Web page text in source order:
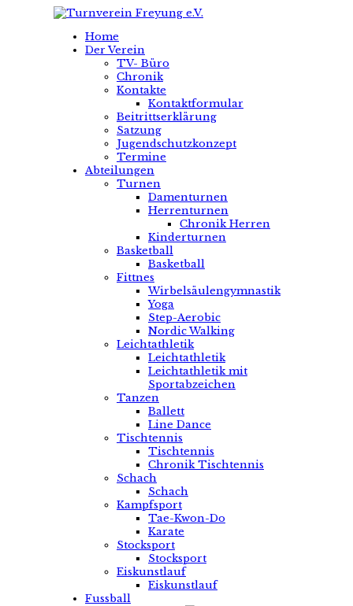
Home
Der Verein
TV- Büro
Chronik
Kontakte
Kontaktformular
Beitrittserklärung
Satzung
Jugendschutzkonzept
Termine
Abteilungen
Turnen
Damenturnen
Herrenturnen
Chronik Herren
Kinderturnen
Basketball
Basketball
Fittnes
Wirbelsäulengymnastik
Yoga
Step-Aerobic
Nordic Walking
Leichtathletik
Leichtathletik
Leichtathletik mit
Sportabzeichen
Tanzen
Ballett
Line Dance
Tischtennis
Tischtennis
Chronik Tischtennis
Schach
Schach
Kampfsport
Tae-Kwon-Do
Karate
Stocksport
Stocksport
Eiskunstlauf
Eiskunstlauf
Fussball